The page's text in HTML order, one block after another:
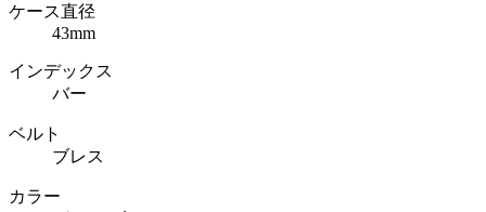
ケース直径
43mm
インデックス
バー
ベルト
ブレス
カラー